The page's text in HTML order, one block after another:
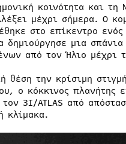
κοινότητα και τη
μέχρι σήμερα. Ο
στο επίκεντρο ενός
μια
από τον Ήλιο μέχρι
θέση την κρίσιμη
ο κόκκινος πλανήτης
3I/ATLAS από
κλίμακα.